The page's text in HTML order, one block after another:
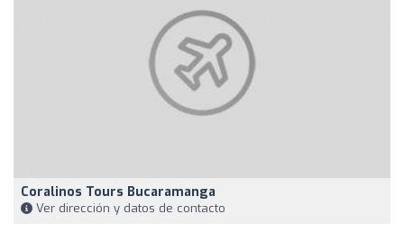
Coralinos Tours Bucaramanga
Ver dirección y datos de contacto